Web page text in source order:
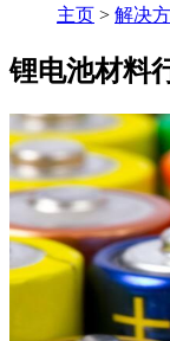
主页 > 解决
锂电池材料